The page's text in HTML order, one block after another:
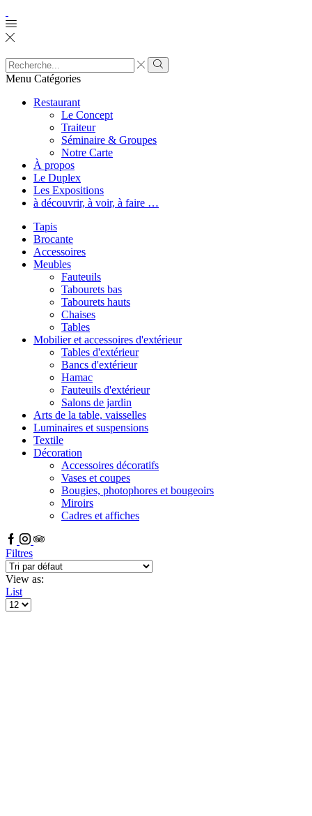
Search
input
Menu Catégories
Restaurant
Le Concept
Traiteur
Séminaire & Groupes
Notre Carte
À propos
Le Duplex
Les Expositions
à découvrir, à voir, à faire …
Tapis
Brocante
Accessoires
Meubles
Fauteuils
Tabourets bas
Tabourets hauts
Chaises
Tables
Mobilier et accessoires d'extérieur
Tables d'extérieur
Bancs d'extérieur
Hamac
Fauteuils d'extérieur
Salons de jardin
Arts de la table, vaisselles
Luminaires et suspensions
Textile
Décoration
Accessoires décoratifs
Vases et coupes
Bougies, photophores et bougeoirs
Miroirs
Cadres et affiches
Filtres
View as:
List